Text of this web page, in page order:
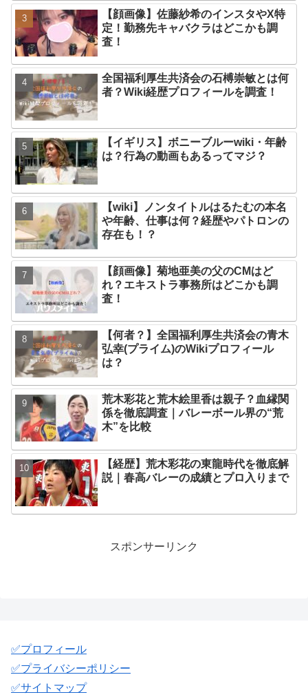
【顔画像】佐藤紗希のインスタやX特
定！勤務先キャバクラはどこかも調
査！
全国福利厚生共済会の石榑崇敏とは何
者？Wiki経歴プロフィールを調査！
【イギリス】ボニーブルーwiki・年齢
は？行為の動画もあるってマジ？
【wiki】ノンタイトルはるたむの本名
や年齢、仕事は何？経歴やパトロンの
存在も！？
【顔画像】菊地亜美の父のCMはど
れ？エキストラ事務所はどこかも調
査！
【何者？】全国福利厚生共済会の青木
弘幸(プライム)のWikiプロフィール
は？
荒木彩花と荒木絵里香は親子？血縁関
係を徹底調査｜バレーボール界の“荒
木”を比較
【経歴】荒木彩花の東龍時代を徹底解
説｜春高バレーの成績とプロ入りまで
スポンサーリンク
✅️プロフィール
✅️プライバシーポリシー
✅️サイトマップ